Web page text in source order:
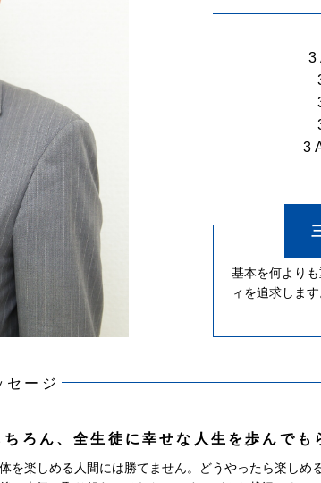
基本を何よりも
ィを追求します
セージ
ろん、全生徒に幸せな人生を歩んでも
を楽しめる人間には勝てません。どうやったら楽しめ